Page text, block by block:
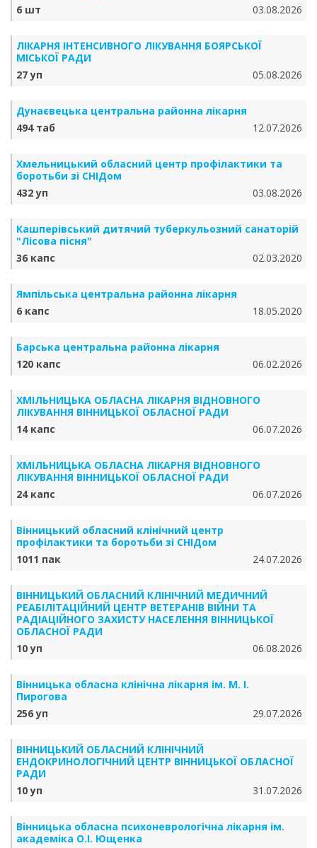
6 шт
03.08.2026
ЛІКАРНЯ ІНТЕНСИВНОГО ЛІКУВАННЯ БОЯРСЬКОЇ
МІСЬКОЇ РАДИ
27 уп
05.08.2026
Дунаєвецька центральна районна лікарня
494 таб
12.07.2026
Хмельницький обласний центр профілактики та
боротьби зі СНІДом
432 уп
03.08.2026
Кашперівський дитячий туберкульозний санаторій
"Лісова пісня"
36 капс
02.03.2020
Ямпільська центральна районна лікарня
6 капс
18.05.2020
Барська центральна районна лікарня
120 капс
06.02.2026
ХМІЛЬНИЦЬКА ОБЛАСНА ЛІКАРНЯ ВІДНОВНОГО
ЛІКУВАННЯ ВІННИЦЬКОЇ ОБЛАСНОЇ РАДИ
14 капс
06.07.2026
ХМІЛЬНИЦЬКА ОБЛАСНА ЛІКАРНЯ ВІДНОВНОГО
ЛІКУВАННЯ ВІННИЦЬКОЇ ОБЛАСНОЇ РАДИ
24 капс
06.07.2026
Вінницький обласний клінічний центр
профілактики та боротьби зі СНІДом
1011 пак
24.07.2026
ВІННИЦЬКИЙ ОБЛАСНИЙ КЛІНІЧНИЙ МЕДИЧНИЙ
РЕАБІЛІТАЦІЙНИЙ ЦЕНТР ВЕТЕРАНІВ ВІЙНИ ТА
РАДІАЦІЙНОГО ЗАХИСТУ НАСЕЛЕННЯ ВІННИЦЬКОЇ
ОБЛАСНОЇ РАДИ
10 уп
06.08.2026
Вінницька обласна клінічна лікарня ім. М. І.
Пирогова
256 уп
29.07.2026
ВІННИЦЬКИЙ ОБЛАСНИЙ КЛІНІЧНИЙ
ЕНДОКРИНОЛОГІЧНИЙ ЦЕНТР ВІННИЦЬКОЇ ОБЛАСНОЇ
РАДИ
10 уп
31.07.2026
Вінницька обласна психоневрологічна лікарня ім.
академіка О.І. Ющенка